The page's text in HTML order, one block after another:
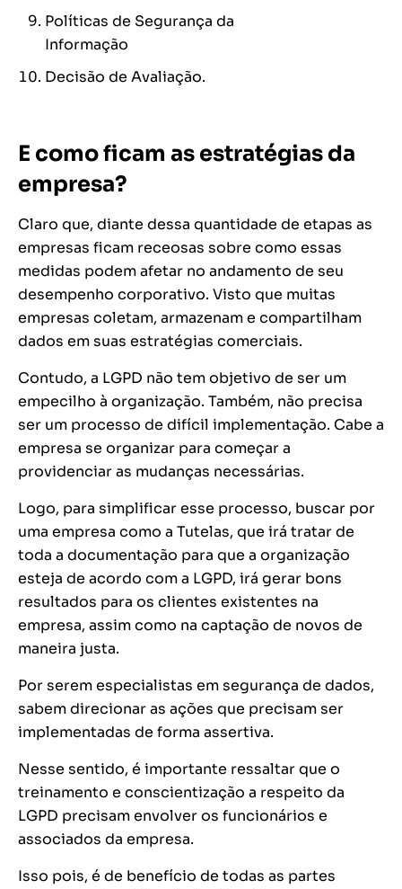
Políticas de Segurança da
Informação
Decisão de Avaliação.
E como ficam as estratégias da
empresa?
Claro que, diante dessa quantidade de etapas as
empresas ficam receosas sobre como essas
medidas podem afetar no andamento de seu
desempenho corporativo. Visto que muitas
empresas coletam, armazenam e compartilham
dados em suas estratégias comerciais.
Contudo, a LGPD não tem objetivo de ser um
empecilho à organização. Também, não precisa
ser um processo de difícil implementação. Cabe a
empresa se organizar para começar a
providenciar as mudanças necessárias.
Logo, para simplificar esse processo, buscar por
uma empresa como a Tutelas, que irá tratar de
toda a documentação para que a organização
esteja de acordo com a LGPD, irá gerar bons
resultados para os clientes existentes na
empresa, assim como na captação de novos de
maneira justa.
Por serem especialistas em segurança de dados,
sabem direcionar as ações que precisam ser
implementadas de forma assertiva.
Nesse sentido, é importante ressaltar que o
treinamento e conscientização a respeito da
LGPD precisam envolver os funcionários e
associados da empresa.
Isso pois, é de benefício de todas as partes